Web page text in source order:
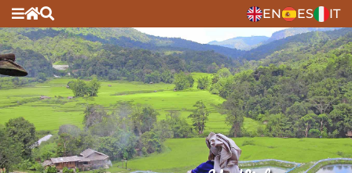
EN ES IT